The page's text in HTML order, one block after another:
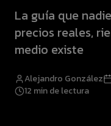
La guía que
precios reales,
medio existe
Alejandro González
12 min de lectura